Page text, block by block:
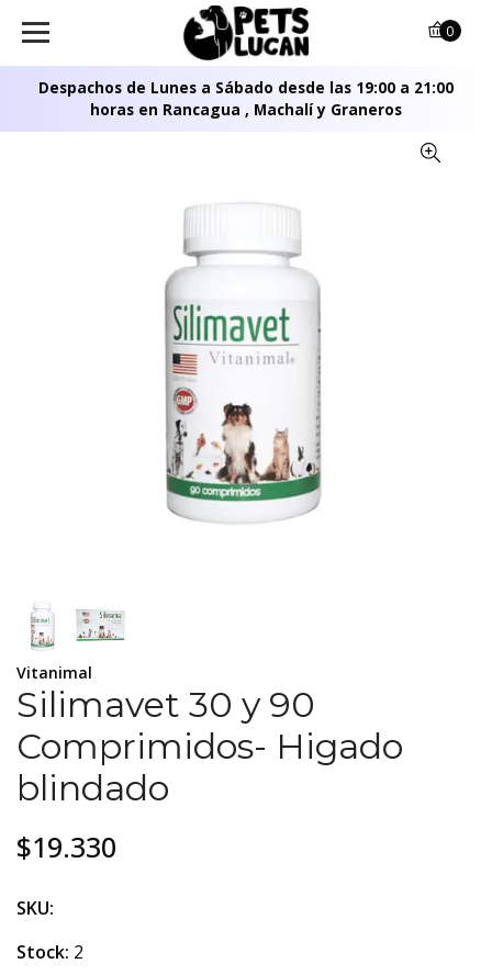
Despachos de Lunes a Sábado desde las 19:00 a 21:00
horas en Rancagua , Machalí y Graneros
0
Vitanimal
Silimavet 30 y 90
Comprimidos- Higado
blindado
$19.330
SKU:
Stock: 2